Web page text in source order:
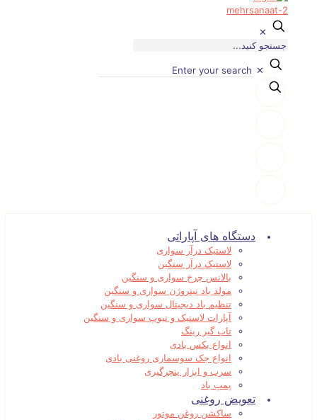
✕
✕
دستگاه های آپاراتی
لاستیک درآر سواری
لاستیک درآر سنگین
بالانس چرخ سواری و سنگین
مولد باد نیتروژن سواری و سنگین
تنظیم باد دیجیتال سواری و سنگین
آپارات لاستیک و تیوپ سواری و سنگین
تاب گیر رینگ
انواع بکس بادی
انواع جک سوسماری روغنی بادی
سرب و ابزار پنچرگیری
پمپ باد
تعویض روغنی
ساکشن روغن موتور